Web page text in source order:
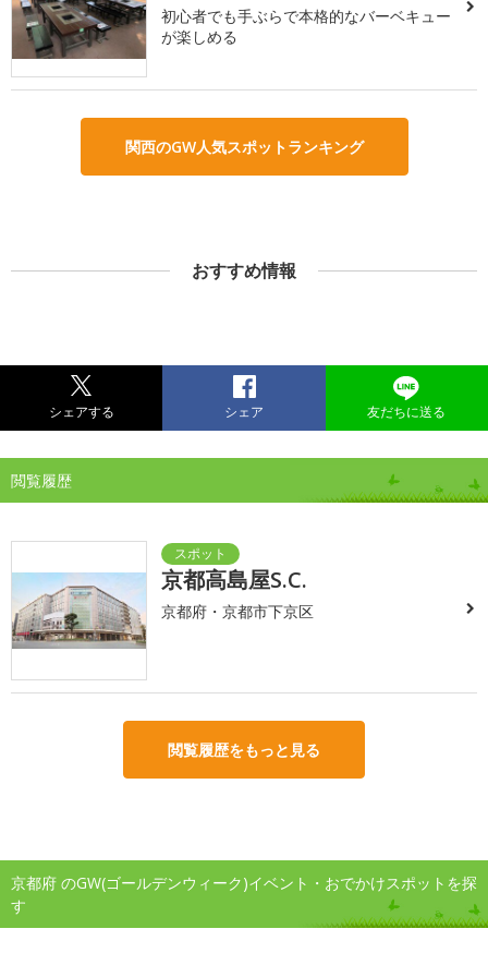
初心者でも手ぶらで本格的なバーベキュー
が楽しめる
関西のGW人気スポットランキング
おすすめ情報
シェアする シェア 友だちに送る
閲覧履歴
京都高島屋S.C.
京都府・京都市下京区
閲覧履歴をもっと見る
京都府 のGW(ゴールデンウィーク)イベント・おでかけスポットを探
す